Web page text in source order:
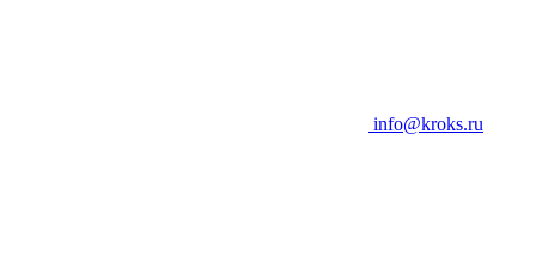
info@kroks.ru